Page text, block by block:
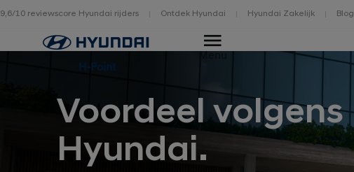
9,6/10 reviewscore Hyundai rijders Ontdek Hyundai Hyundai Zakelijk Blog
Home
H-Point
Menu
Voordeel volgens
Hyundai.